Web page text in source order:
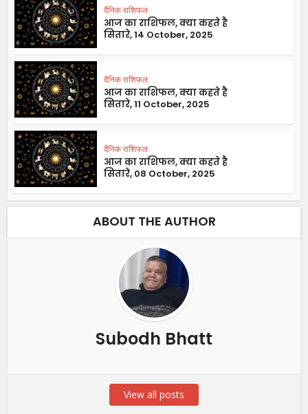
दैनिक राशिफल
आज का राशिफल, क्या कहते है
सितारे, 14 October, 2025
दैनिक राशिफल
आज का राशिफल, क्या कहते है
सितारे, 11 October, 2025
दैनिक राशिफल
आज का राशिफल, क्या कहते है
सितारे, 08 October, 2025
ABOUT THE AUTHOR
Subodh Bhatt
View all posts